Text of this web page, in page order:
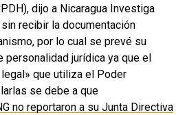
dijo a Nicaragua Investiga
recibir la documentación
por lo cual se prevé su
jurídica ya que el
que utiliza el Poder
se debe a que
no reportaron a su Junta Directiva